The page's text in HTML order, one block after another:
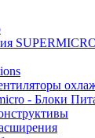
- Блоки